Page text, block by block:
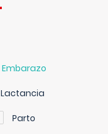
Embarazo
Lactancia
Parto